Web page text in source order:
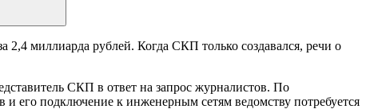
миллиарда рублей. Когда СКП только создавался, речи о
СКП в ответ на запрос журналистов. По
его подключение к инженерным сетям ведомству потребуется